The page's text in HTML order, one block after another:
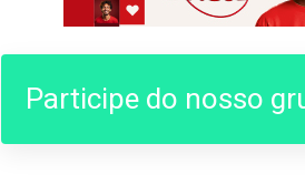
Participe do nosso